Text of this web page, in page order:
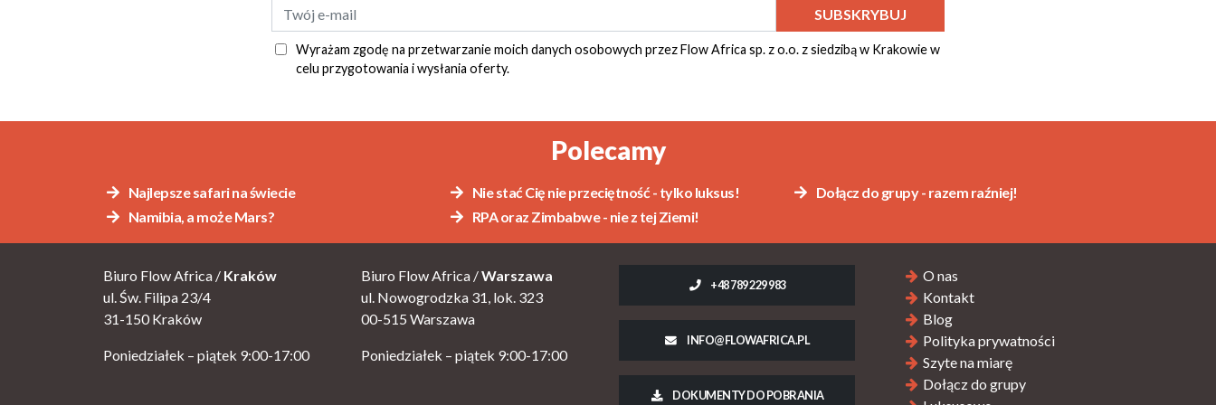
Wyrażam zgodę na przetwarzanie moich danych osobowych przez Flow Africa sp. z o.o. z siedzibą w Krakowie w
celu przygotowania i wysłania oferty.
Polecamy
Najlepsze safari na świecie Nie stać Cię nie przeciętność - tylko luksus!
Dołącz do grupy - razem raźniej!
Namibia, a może Mars?
RPA oraz Zimbabwe - nie z tej Ziemi!
Biuro Flow Africa / Kraków
ul. Św. Filipa 23/4
31-150 Kraków
Poniedziałek – piątek 9:00-17:00
Biuro Flow Africa /Warszawa
ul. Nowogrodzka 31, lok. 323
00-515 Warszawa
Poniedziałek – piątek 9:00-17:00
+48 789 229 983
INFO@FLOWAFRICA.PL
DOKUMENTY DO POBRANIA
O nas
Kontakt
Blog
Polityka prywatności
Szyte na miarę
Dołącz do grupy